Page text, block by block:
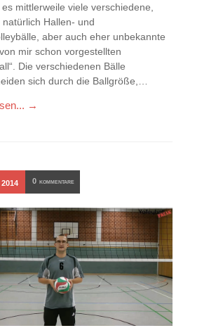
mittlerweile viele verschiedene,
Hallen- und
aber auch eher unbekannte
mir schon vorgestellten
Die verschiedenen Bälle
sich durch die Ballgröße,…
→
2014 0 KOMMENTARE